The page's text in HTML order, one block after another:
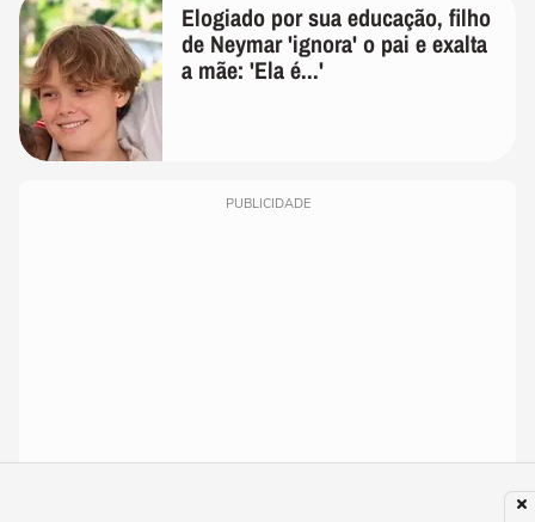
Elogiado por sua educação, filho
de Neymar 'ignora' o pai e exalta
a mãe: 'Ela é...'
PUBLICIDADE